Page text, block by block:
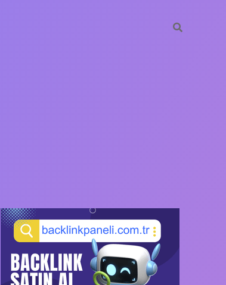
SIDEBAR